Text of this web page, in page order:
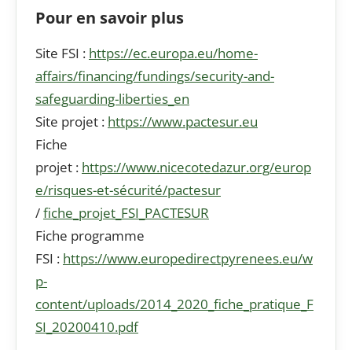
Pour en savoir plus
Site FSI : https://ec.europa.eu/home-
affairs/financing/fundings/security-and-
safeguarding-liberties_en
Site projet : https://www.pactesur.eu
Fiche
projet : https://www.nicecotedazur.org/europ
e/risques-et-sécurité/pactesur
/fiche_projet_FSI_PACTESUR
Fiche programme
FSI : https://www.europedirectpyrenees.eu/w
p-
content/uploads/2014_2020_fiche_pratique_F
SI_20200410.pdf